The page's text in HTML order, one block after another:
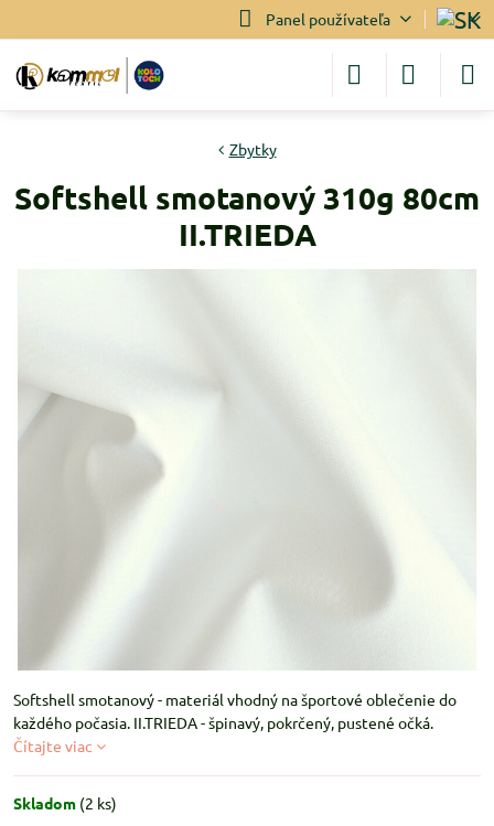
Panel používateľa
Zbytky
Softshell smotanový 310g 80cm
II.TRIEDA
Softshell smotanový - materiál vhodný na športové oblečenie do
každého počasia. II.TRIEDA - špinavý, pokrčený, pustené očká.
Čítajte viac
Skladom (2 ks)